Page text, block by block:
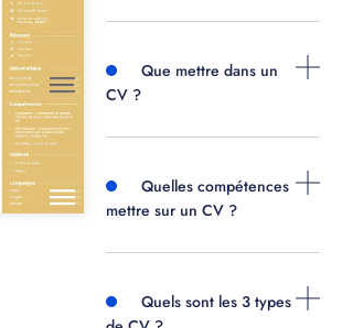
Que mettre dans un
CV ?
Quelles compétences
mettre sur un CV ?
Quels sont les 3 types